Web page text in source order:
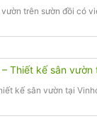
vườn trên sườn đồi có
kế sân vườn tại